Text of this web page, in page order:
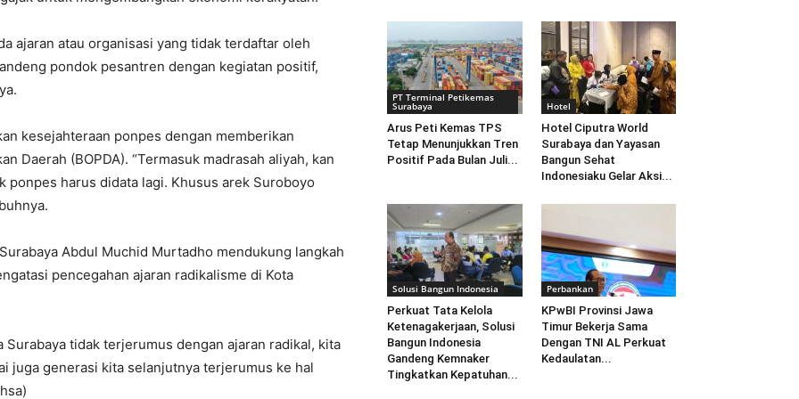
ajaran atau organisasi yang tidak terdaftar oleh
pondok pesantren dengan kegiatan positif,
kesejahteraan ponpes dengan memberikan
Daerah (BOPDA). “Termasuk madrasah aliyah, kan
ponpes harus didata lagi. Khusus arek Suroboyo
Abdul Muchid Murtadho mendukung langkah
pencegahan ajaran radikalisme di Kota
Surabaya tidak terjerumus dengan ajaran radikal, kita
juga generasi kita selanjutnya terjerumus ke hal
PT Terminal Petikemas
Surabaya
Arus Peti Kemas TPS
Tetap Menunjukkan Tren
Positif Pada Bulan Juli...
Hotel
Hotel Ciputra World
Surabaya dan Yayasan
Bangun Sehat
Indonesiaku Gelar Aksi...
Solusi Bangun Indonesia
Perkuat Tata Kelola
Ketenagakerjaan, Solusi
Bangun Indonesia
Gandeng Kemnaker
Tingkatkan Kepatuhan...
Perbankan
KPwBI Provinsi Jawa
Timur Bekerja Sama
Dengan TNI AL Perkuat
Kedaulatan...